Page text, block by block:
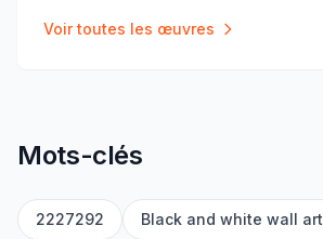
Voir toutes les œuvres
Mots-clés
2227292 Black and white wall art